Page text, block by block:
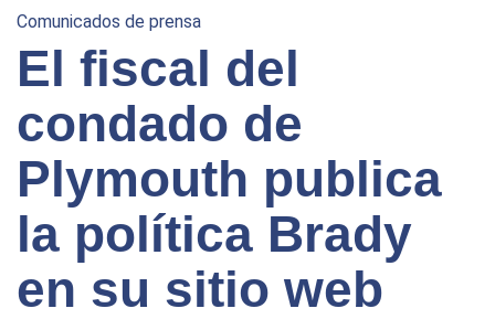
Comunicados de prensa
El fiscal del
condado de
Plymouth publica
la política Brady
en su sitio web